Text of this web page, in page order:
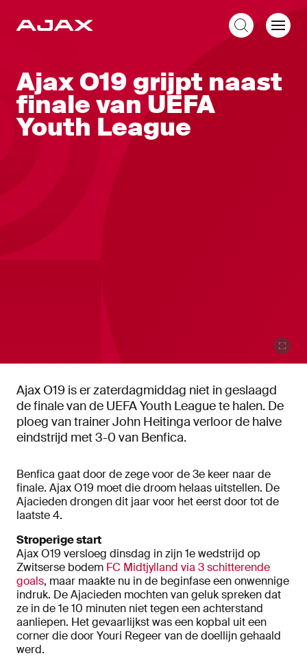
Ajax O19 grijpt naast
finale van UEFA
Youth League
Ajax O19 is er zaterdagmiddag niet in geslaagd
de finale van de UEFA Youth League te halen. De
ploeg van trainer John Heitinga verloor de halve
eindstrijd met 3-0 van Benfica.
Benfica gaat door de zege voor de 3e keer naar de
finale. Ajax O19 moet die droom helaas uitstellen. De
Ajacieden drongen dit jaar voor het eerst door tot de
laatste 4.
Stroperige start
Ajax O19 versloeg dinsdag in zijn 1e wedstrijd op
Zwitserse bodem FC Midtjylland via 3 schitterende
goals, maar maakte nu in de beginfase een onwennige
indruk. De Ajacieden mochten van geluk spreken dat
ze in de 1e 10 minuten niet tegen een achterstand
aanliepen. Het gevaarlijkst was een kopbal uit een
corner die door Youri Regeer van de doellijn gehaald
werd.